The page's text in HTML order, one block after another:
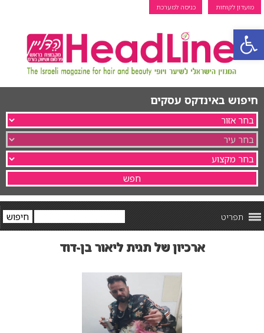
פתח סרגל נגישות
מועדון לקוחות כניסה למערכת
חיפוש באינדקס עסקים
תפריט
ארכיון של תגית ליאור בן-דוד